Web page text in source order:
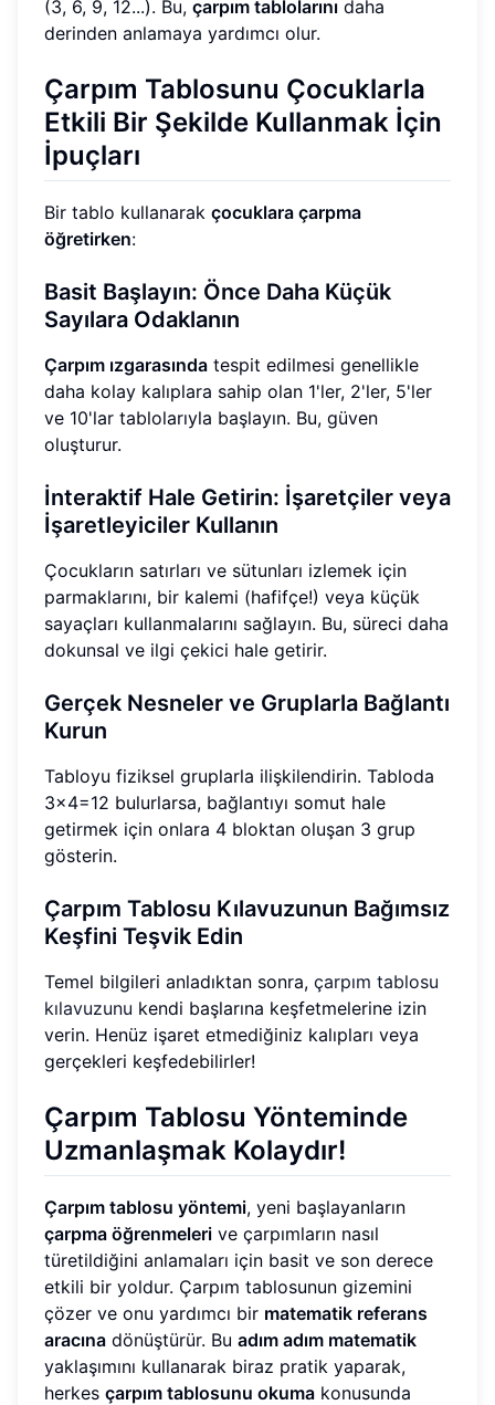
(3, 6, 9, 12...). Bu, çarpım tablolarını daha
derinden anlamaya yardımcı olur.
Çarpım Tablosunu Çocuklarla
Etkili Bir Şekilde Kullanmak İçin
İpuçları
Bir tablo kullanarak çocuklara çarpma
öğretirken:
Basit Başlayın: Önce Daha Küçük
Sayılara Odaklanın
Çarpım ızgarasında tespit edilmesi genellikle
daha kolay kalıplara sahip olan 1'ler, 2'ler, 5'ler
ve 10'lar tablolarıyla başlayın. Bu, güven
oluşturur.
İnteraktif Hale Getirin: İşaretçiler veya
İşaretleyiciler Kullanın
Çocukların satırları ve sütunları izlemek için
parmaklarını, bir kalemi (hafifçe!) veya küçük
sayaçları kullanmalarını sağlayın. Bu, süreci daha
dokunsal ve ilgi çekici hale getirir.
Gerçek Nesneler ve Gruplarla Bağlantı
Kurun
Tabloyu fiziksel gruplarla ilişkilendirin. Tabloda
3x4=12 bulurlarsa, bağlantıyı somut hale
getirmek için onlara 4 bloktan oluşan 3 grup
gösterin.
Çarpım Tablosu Kılavuzunun Bağımsız
Keşfini Teşvik Edin
Temel bilgileri anladıktan sonra, çarpım tablosu
kılavuzunu kendi başlarına keşfetmelerine izin
verin. Henüz işaret etmediğiniz kalıpları veya
gerçekleri keşfedebilirler!
Çarpım Tablosu Yönteminde
Uzmanlaşmak Kolaydır!
Çarpım tablosu yöntemi, yeni başlayanların
çarpma öğrenmeleri ve çarpımların nasıl
türetildiğini anlamaları için basit ve son derece
etkili bir yoldur. Çarpım tablosunun gizemini
çözer ve onu yardımcı bir matematik referans
aracına dönüştürür. Bu adım adım matematik
yaklaşımını kullanarak biraz pratik yaparak,
herkes çarpım tablosunu okuma konusunda